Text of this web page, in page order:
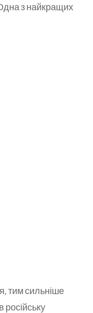
з найкращих
тим сильніше
російську